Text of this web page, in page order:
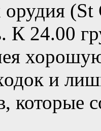
К 24.00
и
которые